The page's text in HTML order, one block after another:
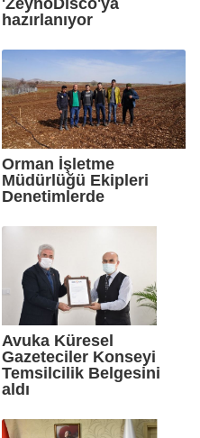
hazırlanıyor
Orman İşletme
Müdürlüğü Ekipleri
Denetimlerde
Avuka Küresel
Gazeteciler Konseyi
Temsilcilik Belgesini
aldı